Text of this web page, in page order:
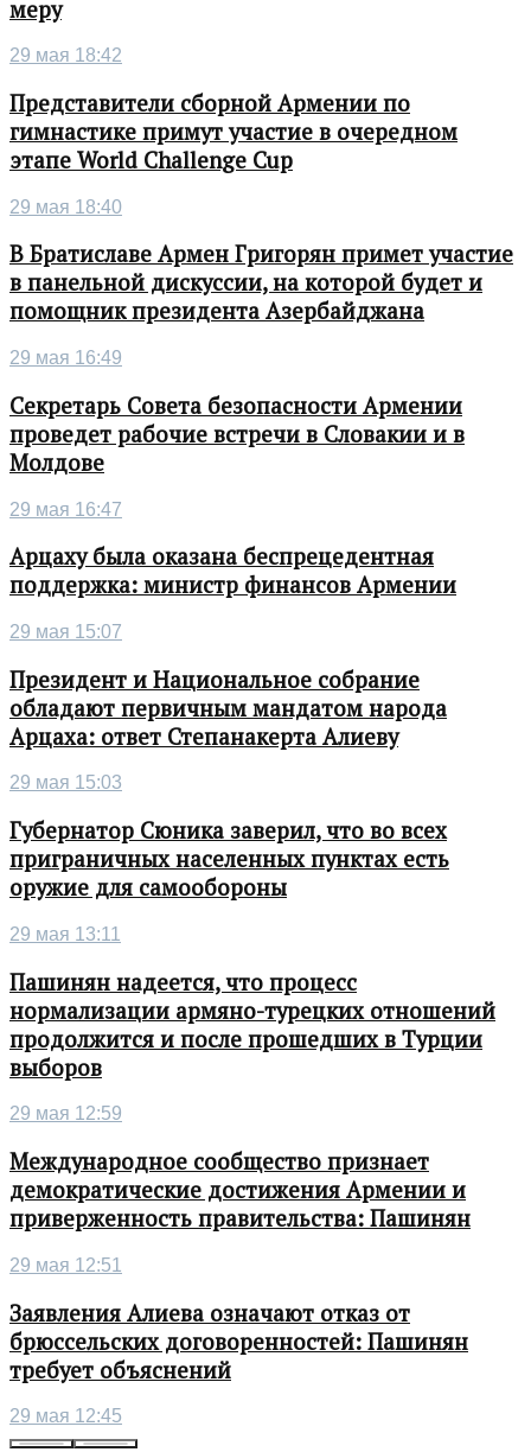
меру
29 мая 18:42
Представители сборной Армении по
гимнастике примут участие в очередном
этапе World Challenge Cup
29 мая 18:40
В Братиславе Армен Григорян примет участие
в панельной дискуссии, на которой будет и
помощник президента Азербайджана
29 мая 16:49
Секретарь Совета безопасности Армении
проведет рабочие встречи в Словакии и в
Молдове
29 мая 16:47
Арцаху была оказана беспрецедентная
поддержка: министр финансов Армении
29 мая 15:07
Президент и Национальное собрание
обладают первичным мандатом народа
Арцаха: ответ Степанакерта Алиеву
29 мая 15:03
Губернатор Сюника заверил, что во всех
приграничных населенных пунктах есть
оружие для самообороны
29 мая 13:11
Пашинян надеется, что процесс
нормализации армяно-турецких отношений
продолжится и после прошедших в Турции
выборов
29 мая 12:59
Международное сообщество признает
демократические достижения Армении и
приверженность правительства: Пашинян
29 мая 12:51
Заявления Алиева означают отказ от
брюссельских договоренностей: Пашинян
требует объяснений
29 мая 12:45